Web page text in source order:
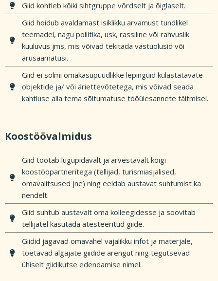
Giid kohtleb kõiki sihtgruppe võrdselt ja õiglaselt.
Giid hoidub avaldamast isiklikku arvamust tundlikel
teemadel, nagu poliitika, usk, rassiline või rahvuslik
kuuluvus jms, mis võivad tekitada vastuolusid või
arusaamatusi.
Giid ei sõlmi omakasupüüdlikke lepinguid külastatavate
objektide ja/ või äriettevõtetega, mis võivad seada
kahtluse alla tema sõltumatuse tööülesannete täitmisel.
Koostöövalmidus
Giid töötab lugupidavalt ja arvestavalt kõigi
koostööpartneritega (tellijad, turismiasjalised,
omavalitsused jne) ning eeldab austavat suhtumist ka
nendelt.
Giid suhtub austavalt oma kolleegidesse ja soovitab
tellijatel kasutada atesteeritud giide.
Giidid jagavad omavahel vajalikku infot ja materjale,
toetavad algajate giidide arengut ning tegutsevad
ühiselt giidikutse edendamise nimel.